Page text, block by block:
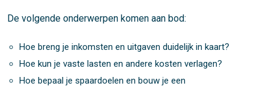
De volgende onderwerpen komen aan bod:
Hoe breng je inkomsten en uitgaven duidelijk in kaart?
Hoe kun je vaste lasten en andere kosten verlagen?
Hoe bepaal je spaardoelen en bouw je een